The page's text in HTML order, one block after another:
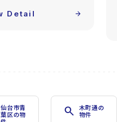
仙台市青
葉区の物
search
木町通の
物件